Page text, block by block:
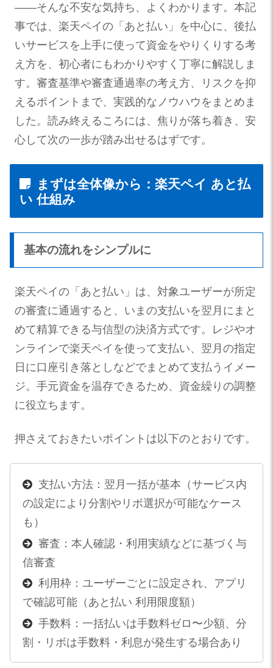
——そんな不安な気持ち、よくわかります。本記
事では、楽天ペイの「あと払い」を中心に、後払
いサービスを上手に使って資金をやりくりする考
え方を、初心者にもわかりやすく丁寧に解説しま
す。審査基準や審査通過率の考え方、リスクを抑
えるポイントまで、実践的なノウハウをまとめま
した。読み終えるころには、焦りが落ち着き、安
心して次の一歩が踏み出せるはずです。
まずは全体像から：楽天ペイ あと払
い 仕組み
基本の流れをシンプルに
楽天ペイの「あと払い」は、対象ユーザーが所定
の審査に通過すると、いまの支払いを翌月にまと
めて精算できる与信型の決済方式です。レジやオ
ンラインで楽天ペイを使って支払い、翌月の指定
日に口座引き落としなどでまとめて支払うイメー
ジ。手元資金を温存できるため、資金繰りの調整
に役立ちます。
押さえておきたいポイントは以下のとおりです。
支払い方法：翌月一括が基本（サービス内
の設定により分割やリボ選択が可能なケース
も）
審査：本人確認・利用実績などに基づく与
信審査
利用枠：ユーザーごとに設定され、アプリ
で確認可能（あと払い 利用限度額）
手数料：一括払いは手数料ゼロ〜少額、分
割・リボは手数料・利息が発生する場合あり